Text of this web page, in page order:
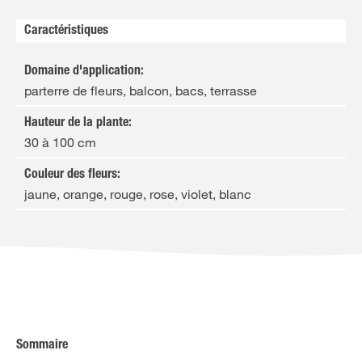
Caractéristiques
Domaine d'application:
parterre de fleurs, balcon, bacs, terrasse
Hauteur de la plante:
30 à 100 cm
Couleur des fleurs:
jaune, orange, rouge, rose, violet, blanc
Sommaire